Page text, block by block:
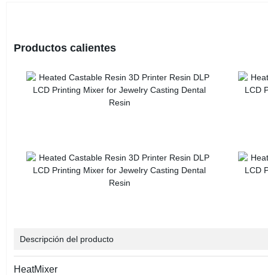
Productos calientes
Descripción del producto
HeatMixer